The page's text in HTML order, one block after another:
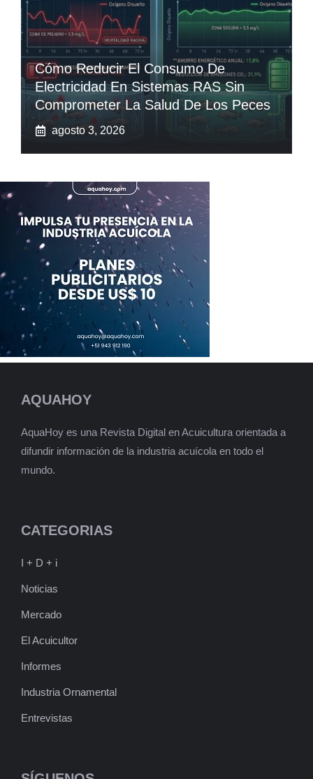
Cómo Reducir El Consumo De
Electricidad En Sistemas RAS Sin
Comprometer La Salud De Los Peces
agosto 3, 2026
AQUAHOY
AquaHoy es una Revista Digital en Acuicultura orientada a
difundir información de la industria acuícola en todo el
mundo.
CATEGORIAS
I + D + i
Noticias
Mercado
El Acuicultor
Informes
Industria Ornamental
Entrevistas